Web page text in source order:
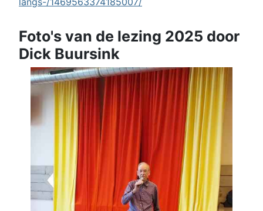
Foto's van de lezing 2025 door
Dick Buursink